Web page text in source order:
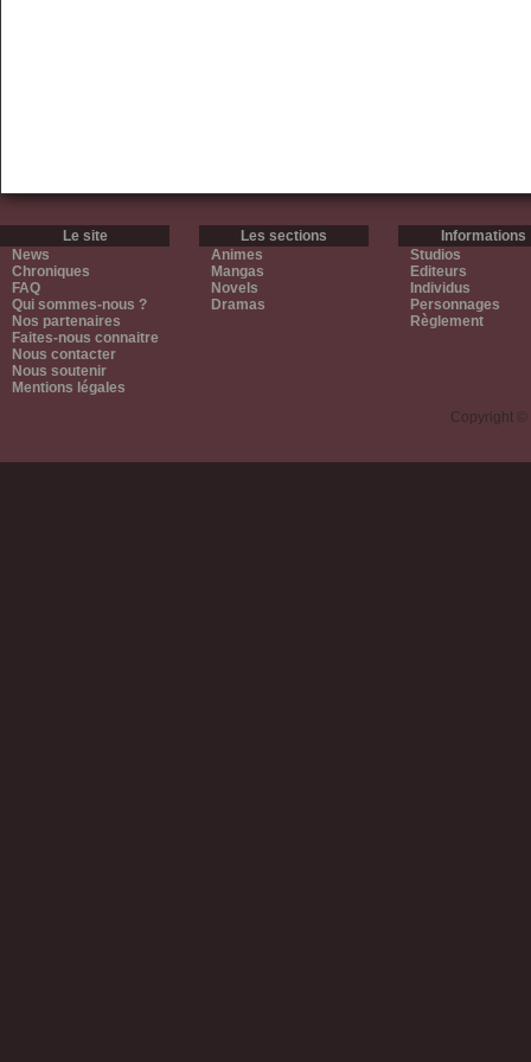
Le site
News
Chroniques
FAQ
Qui sommes-nous ?
Nos partenaires
Faites-nous connaitre
Nous contacter
Nous soutenir
Mentions légales
Les sections
Animes
Mangas
Novels
Dramas
Informations
Studios
Editeurs
Individus
Personnages
Règlement
Copyright ©